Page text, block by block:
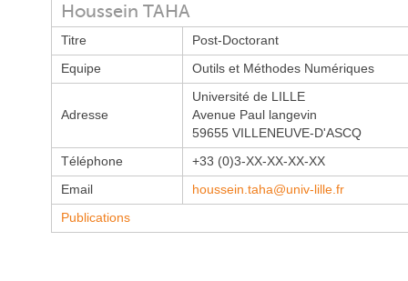
Recrutement
Publications
Carbon Care
Houssein TAHA
Titre Post-Doctorant
Equipe Outils et Méthodes Numériques
Adresse
Université de LILLE
Avenue Paul langevin
59655 VILLENEUVE-D'ASCQ
Téléphone +33 (0)3-XX-XX-XX-XX
Email houssein.taha@univ-lille.fr
Publications